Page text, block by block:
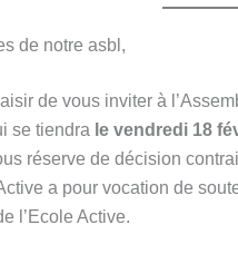
de notre asbl,
de vous inviter à
se tiendra le vendredi 18
réserve de décision
a pour vocation de
l’Ecole Active.